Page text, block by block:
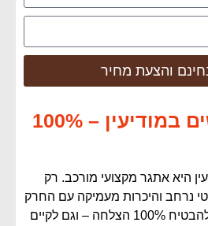
והצעת מחיר
הדברת פשפשים במודיעין – 100%
היא אתגר מקצועי מורכב. רק
נרחב והיכרות מעמיקה עם החרק
הקטן אבל הזללן יכולים להבטיח 100% הצלחה – וגם לקיים